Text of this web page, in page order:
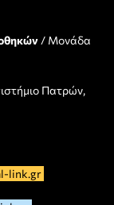
/ Μονάδα
Πατρών,
link.gr